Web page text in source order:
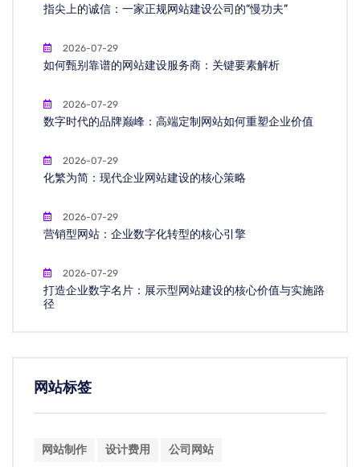
指尖上的诚信：一家正规网站建设公司的“慢功夫”
2026-07-29
如何甄别靠谱的网站建设服务商：关键要素解析
2026-07-29
数字时代的品牌巅峰：高端定制网站如何重塑企业价值
2026-07-29
化繁为简：现代企业网站建设的核心策略
2026-07-29
营销型网站：企业数字化转型的核心引擎
2026-07-29
打造企业数字名片：展示型网站建设的核心价值与实施路
径
网站标签
网站制作 设计费用 公司网站